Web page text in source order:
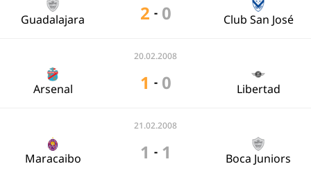
Guadalajara 2 - 0 Club San José
20.02.2008
Arsenal 1 - 0 Libertad
21.02.2008
Maracaibo 1 - 1 Boca Juniors